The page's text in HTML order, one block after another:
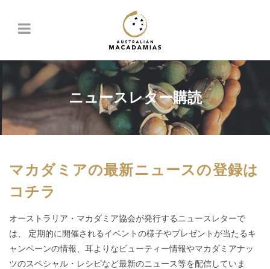
ニュースレター購読
マカダミアの最新ニュースの登録は
コチラ
オーストラリア・マカダミア協会が発行するニュースレターで
は、 定期的に開催されるイベントの様子やプレゼントが当たるキ
ャンペーンの情報、耳よりなビューティー情報やマカダミアナッ
ツのスペシャル・レシピなど最新のニュース等を配信していま